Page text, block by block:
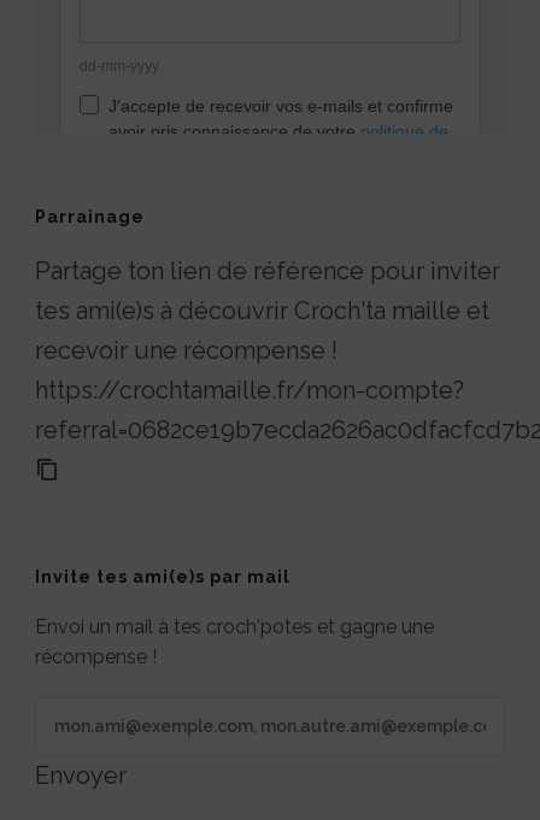
Parrainage
Partage ton lien de référence pour inviter
tes ami(e)s à découvrir Croch'ta maille et
recevoir une récompense !
https://crochtamaille.fr/mon-compte?
Invite tes ami(e)s par mail
Envoi un mail à tes croch'potes et gagne une
récompense !
Envoyer